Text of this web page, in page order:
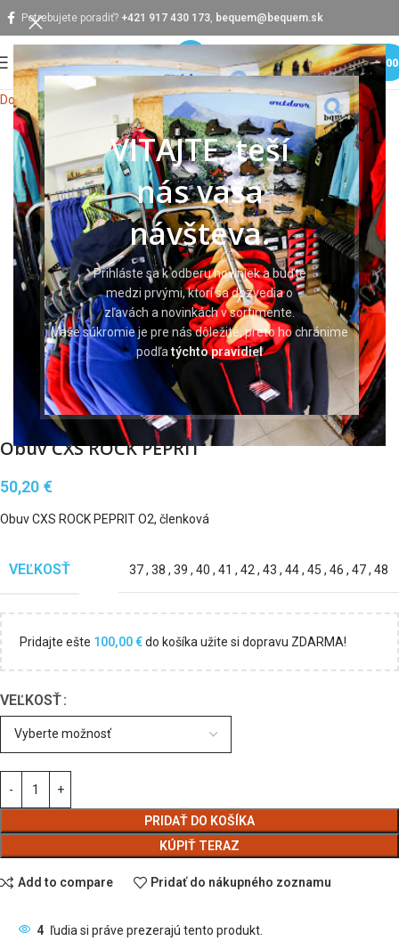
VITAJTE, teší
nás vaša
návšteva.
Prihláste sa k odberu noviniek a buďte
medzi prvými, ktorí sa dozvedia o
zľavách a novinkách v sortimente.
Vaše súkromie je pre nás dôležité, preto ho chránime
podľatýchto pravidiel
Potrebujete poradiť? +421 917 430 173, bequem@bequem.sk
MENU
Domov Pracovná obuv Členková obuv
Klikni pre zväčšenie
Obuv CXS ROCK PEPRIT
50,20 €
Obuv CXS ROCK PEPRIT O2, členková
VEĽKOSŤ 37, 38 , 39 , 40 , 41 , 42 , 43 , 44, 45 , 46 , 47, 48
Pridajte ešte 100,00€do košíka užite si dopravu ZDARMA!
VEĽKOSŤ
PRIDAŤ DO KOŠÍKA
KÚPIŤ TERAZ
Add to compare Pridať do nákupného zoznamu
4 ľudia si práve prezerajú tento produkt.